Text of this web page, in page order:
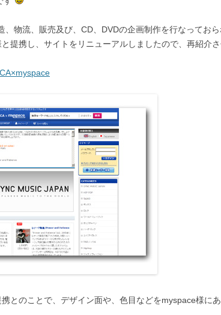
、物流、販売及び、CD、DVDの企画制作を行なってお
提携し、サイトをリニューアルしましたので、再紹介さ
とのことで、デザイン面や、色目などをmyspace様に